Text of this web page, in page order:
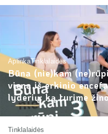
AplinkaTinklalaidės
Būna (nie)kam
viena iš erkinio
lyderių: ką turime
Tinklalaidės